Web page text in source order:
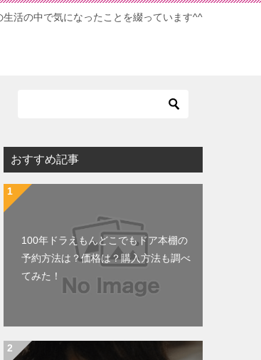
活の中で気になったことを綴っています^^
おすすめ記事
100年ドラえもんどこでもドア本棚の
予約方法は？価格は？購入方法も調べ
てみた！